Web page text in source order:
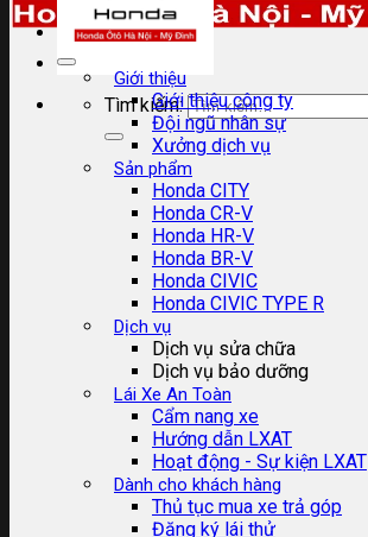
Tìm kiếm:
Giới thiệu
Giới thiệu công ty
Đội ngũ nhân sự
Xưởng dịch vụ
Sản phẩm
Honda CITY
Honda CR-V
Honda HR-V
Honda BR-V
Honda CIVIC
Honda CIVIC TYPE R
Dịch vụ
Dịch vụ sửa chữa
Dịch vụ bảo dưỡng
Lái Xe An Toàn
Cẩm nang xe
Hướng dẫn LXAT
Hoạt động - Sự kiện LXAT
Dành cho khách hàng
Thủ tục mua xe trả góp
Đăng ký lái thử